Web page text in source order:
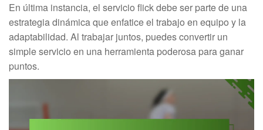
En última instancia, el servicio flick debe ser parte de una
estrategia dinámica que enfatice el trabajo en equipo y la
adaptabilidad. Al trabajar juntos, puedes convertir un
simple servicio en una herramienta poderosa para ganar
puntos.